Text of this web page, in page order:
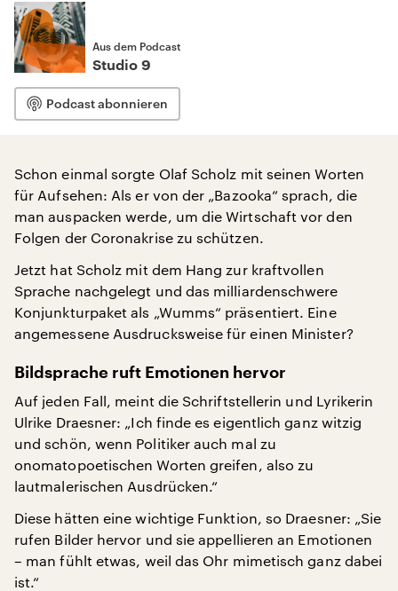
Aus dem Podcast
Studio 9
Podcast abonnieren
Schon einmal sorgte Olaf Scholz mit seinen Worten
für Aufsehen: Als er von der „Bazooka“ sprach, die
man auspacken werde, um die Wirtschaft vor den
Folgen der Coronakrise zu schützen.
Jetzt hat Scholz mit dem Hang zur kraftvollen
Sprache nachgelegt und das milliardenschwere
Konjunkturpaket als „Wumms“ präsentiert. Eine
angemessene Ausdrucksweise für einen Minister?
Bildsprache ruft Emotionen hervor
Auf jeden Fall, meint die Schriftstellerin und Lyrikerin
Ulrike Draesner: „Ich finde es eigentlich ganz witzig
und schön, wenn Politiker auch mal zu
onomatopoetischen Worten greifen, also zu
lautmalerischen Ausdrücken.“
Diese hätten eine wichtige Funktion, so Draesner: „Sie
rufen Bilder hervor und sie appellieren an Emotionen
– man fühlt etwas, weil das Ohr mimetisch ganz dabei
ist.“